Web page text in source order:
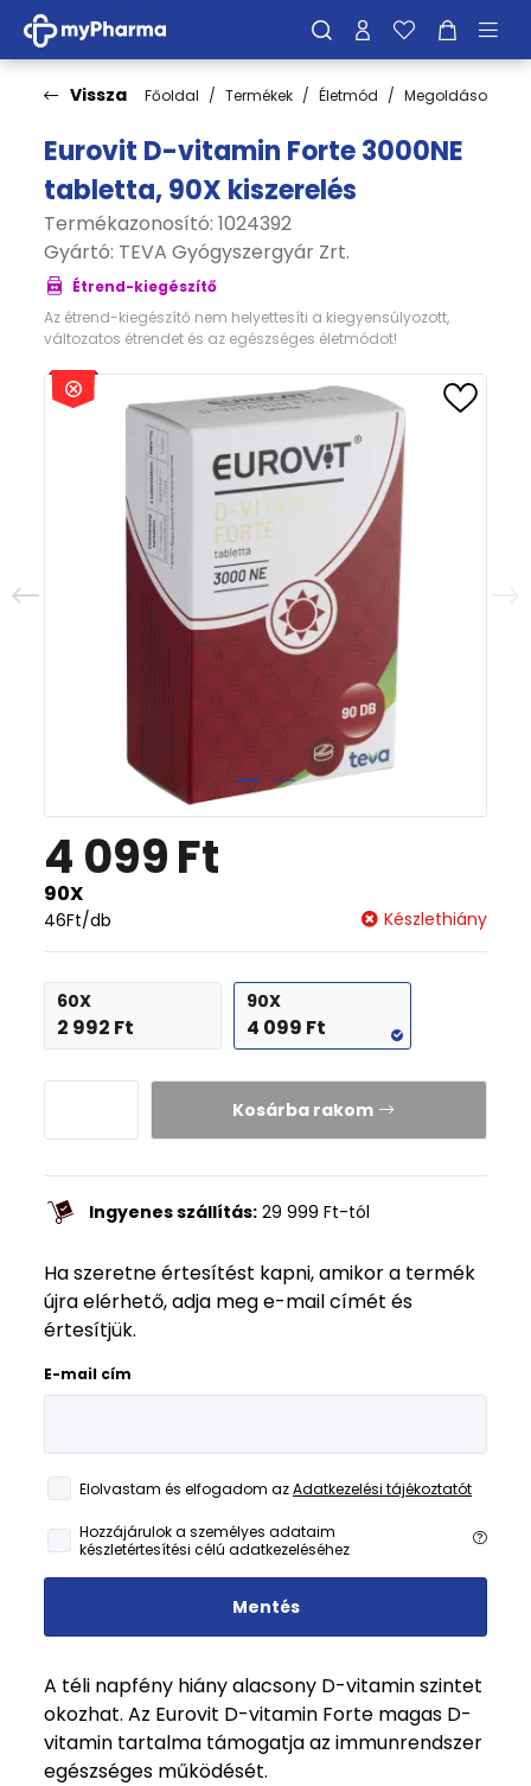
Vissza Főoldal Termékek Életmód Megoldások
Eurovit D-vitamin Forte 3000NE
tabletta, 90X kiszerelés
Termékazonosító: 1024392
Gyártó: TEVA Gyógyszergyár Zrt.
Étrend-kiegészítő
Az étrend-kiegészítő nem helyettesíti a kiegyensúlyozott,
változatos étrendet és az egészséges életmódot!
4 099Ft
90X
46Ft/db Készlethiány
60X
2 992 Ft
90X
4 099 Ft
Kosárba rakom
Ingyenes szállítás: 29 999 Ft-tól
Ha szeretne értesítést kapni, amikor a termék
újra elérhető, adja meg e-mail címét és
értesítjük.
E-mail cím
Elolvastam és elfogadom azAdatkezelési tájékoztatót
Hozzájárulok a személyes adataim
készletértesítési célú adatkezeléséhez
Mentés
A téli napfény hiány alacsony D-vitamin szintet
okozhat. Az Eurovit D-vitamin Forte magas D-
vitamin tartalma támogatja az immunrendszer
egészséges működését.